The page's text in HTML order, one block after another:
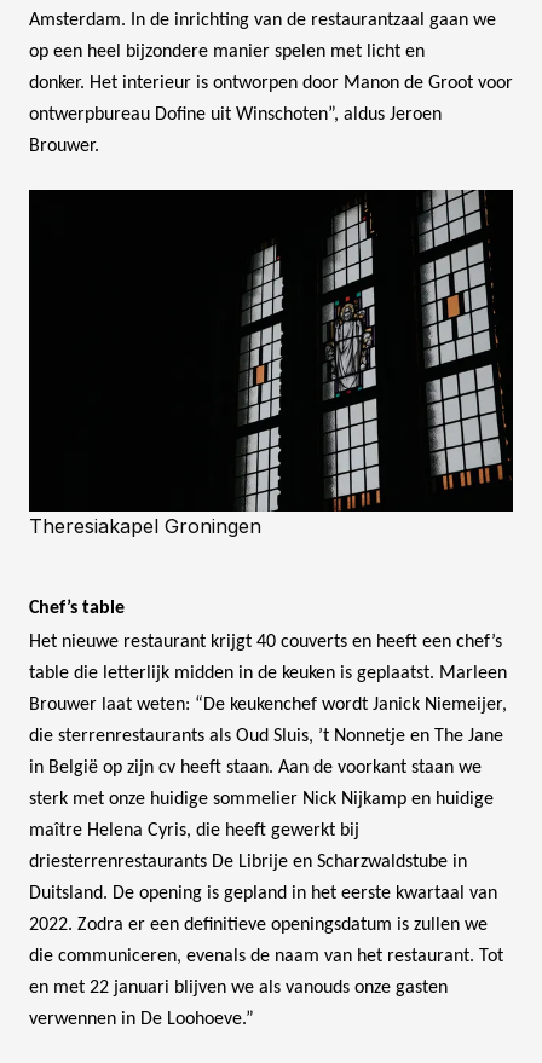
Amsterdam.
In de inrichting van de restaurantzaal gaan we
op een heel bijzondere manier spelen met licht en
donker. Het interieur is ontworpen door Manon de Groot voor
ontwerpbureau Dofine uit Winschoten”, aldus Jeroen
Brouwer.
Theresiakapel Groningen
Chef’s table
Het nieuwe restaurant krijgt 40 couverts en heeft een chef’s
table die letterlijk midden in de keuken is geplaatst. Marleen
Brouwer laat weten: “De keukenchef wordt Janick Niemeijer,
die sterrenrestaurants als Oud Sluis, ’t Nonnetje en The Jane
in België op zijn cv heeft staan. Aan de voorkant staan we
sterk met onze huidige sommelier Nick Nijkamp en huidige
maître Helena Cyris, die heeft gewerkt bij
driesterrenrestaurants De Librije en Scharzwaldstube in
Duitsland. De opening is gepland in het eerste kwartaal van
2022. Zodra er een definitieve openingsdatum is zullen we
die communiceren, evenals de naam van het restaurant. Tot
en met 22 januari blijven we als vanouds onze gasten
verwennen in De Loohoeve.”